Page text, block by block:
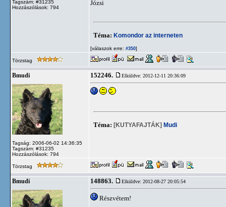
Tagszám: #31235
Hozzászólások: 794
Józsi
Téma: Komondor az interneten
[válaszok erre: #350]
Törzstag
Bmudi
Tagság: 2006-06-02 14:36:35
Tagszám: #31235
Hozzászólások: 794
152246. Elküldve: 2012-12-11 20:36:09
Téma: [KUTYAFAJTÁK] Mudi
Törzstag
Bmudi 148863. Elküldve: 2012-08-27 20:05:54
Részvétem!